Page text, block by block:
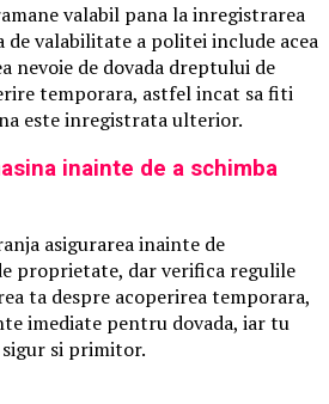
valabil pana la inregistrarea
de valabilitate a politei include acea
nevoie de dovada dreptului de
temporara, astfel incat sa fiti
este inregistrata ulterior.
inainte de a schimba
asigurarea inainte de
proprietate, dar verifica regulile
ta despre acoperirea temporara,
imediate pentru dovada, iar tu
si primitor.